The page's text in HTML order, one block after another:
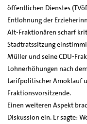
öffentlichen Dienstes
Entlohnung der
Alt-Fraktionären scharf
Stadtratssitzung
Müller und seine CDU-
Lohnerhöhungen nach
tarifpolitischer Amoklauf
Fraktionsvorsitzende.
Einen weiteren Aspekt
Diskussion ein. Er sagte: